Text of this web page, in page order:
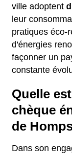
ville adoptent
leur
pratiques éco-
d'énergies
façonner un
constante
Quelle
chèque
de
Dans son